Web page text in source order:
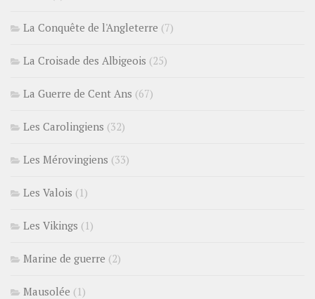
La Conquête de l'Angleterre (7)
La Croisade des Albigeois (25)
La Guerre de Cent Ans (67)
Les Carolingiens (32)
Les Mérovingiens (33)
Les Valois (1)
Les Vikings (1)
Marine de guerre (2)
Mausolée (1)